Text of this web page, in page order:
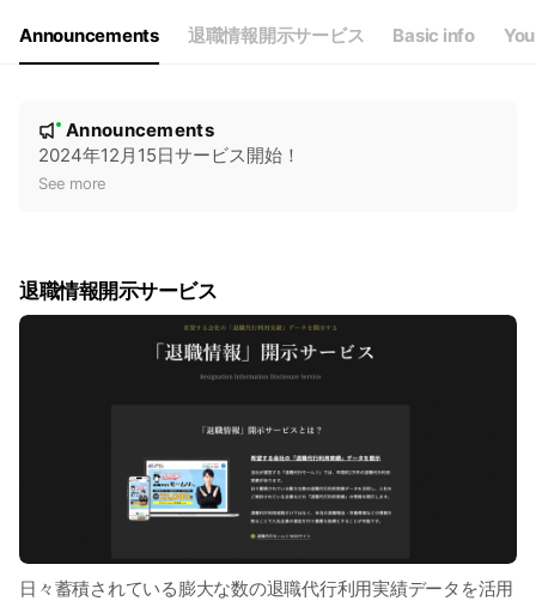
年中無休24時間営業
Announcements 退職情報開示サービス Basic info
e
New
Announcements
2024年12月15日サービス開始！
See more
退職情報開示サービス
日々蓄積されている膨大な数の退職代行利用実績データを活用